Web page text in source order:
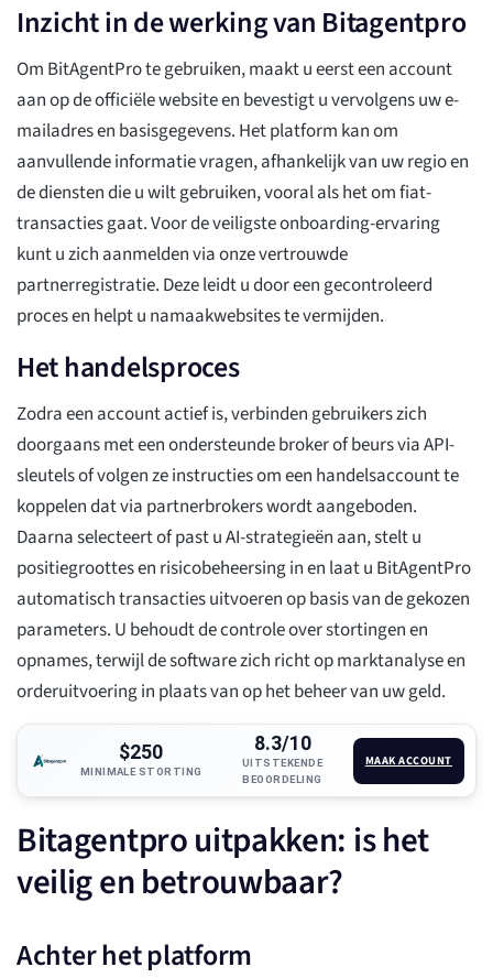
Inzicht in de werking van Bitagentpro
Om BitAgentPro te gebruiken, maakt u eerst een account
aan op de officiële website en bevestigt u vervolgens uw e-
mailadres en basisgegevens. Het platform kan om
aanvullende informatie vragen, afhankelijk van uw regio en
de diensten die u wilt gebruiken, vooral als het om fiat-
transacties gaat. Voor de veiligste onboarding-ervaring
kunt u zich aanmelden via onze vertrouwde
partnerregistratie. Deze leidt u door een gecontroleerd
proces en helpt u namaakwebsites te vermijden.
Het handelsproces
Zodra een account actief is, verbinden gebruikers zich
doorgaans met een ondersteunde broker of beurs via API-
sleutels of volgen ze instructies om een handelsaccount te
koppelen dat via partnerbrokers wordt aangeboden.
Daarna selecteert of past u AI-strategieën aan, stelt u
positiegroottes en risicobeheersing in en laat u BitAgentPro
automatisch transacties uitvoeren op basis van de gekozen
parameters. U behoudt de controle over stortingen en
opnames, terwijl de software zich richt op marktanalyse en
orderuitvoering in plaats van op het beheer van uw geld.
$250
MINIMALE STORTING
8.3/10
UITSTEKENDE
BEOORDELING
MAAK ACCOUNT
Bitagentpro uitpakken: is het
veilig en betrouwbaar?
Achter het platform